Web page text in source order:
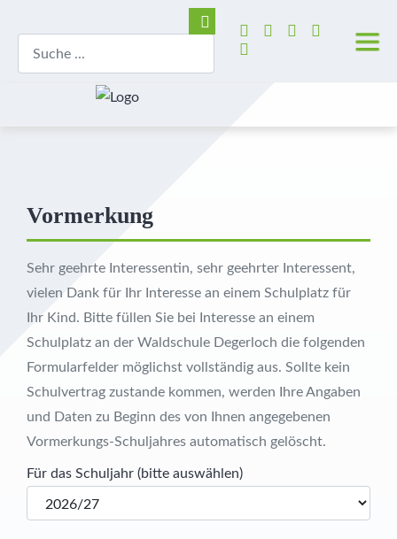
Vormerkung
Sehr geehrte Interessentin, sehr geehrter Interessent,
vielen Dank für Ihr Interesse an einem Schulplatz für
Ihr Kind. Bitte füllen Sie bei Interesse an einem
Schulplatz an der Waldschule Degerloch die folgenden
Formularfelder möglichst vollständig aus. Sollte kein
Schulvertrag zustande kommen, werden Ihre Angaben
und Daten zu Beginn des von Ihnen angegebenen
Vormerkungs-Schuljahres automatisch gelöscht.
Für das Schuljahr (bitte auswählen)